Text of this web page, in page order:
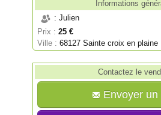
Informations
: Julien
Prix : 25 €
Ville :68127 Sainte croix en plaine
Contactez le
Envoyer un